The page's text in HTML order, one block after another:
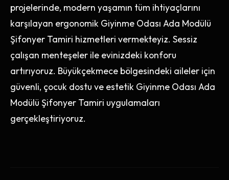
projelerinde, modern yaşamın tüm ihtiyaçlarını
karşılayan ergonomik Giyinme Odası Ada Modülü
Şifonyer Tamiri hizmetleri vermekteyiz. Sessiz
çalışan menteşeler ile evinizdeki konforu
artırıyoruz. Büyükçekmece bölgesindeki aileler için
güvenli, çocuk dostu ve estetik Giyinme Odası Ada
Modülü Şifonyer Tamiri uygulamaları
gerçekleştiriyoruz.